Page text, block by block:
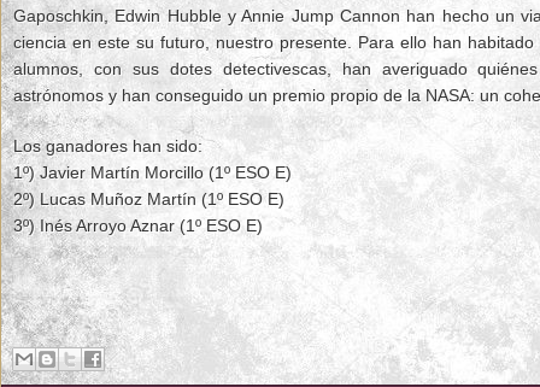
Gaposchkin, Edwin Hubble y Annie Jump Cannon han hecho un
ciencia en este su futuro, nuestro presente. Para ello han
alumnos, con sus dotes detectivescas, han averiguado
astrónomos y han conseguido un premio propio de la NASA: un
Los ganadores han sido:
1º) Javier Martín Morcillo (1º ESO E)
2º) Lucas Muñoz Martín (1º ESO E)
3º) Inés Arroyo Aznar (1º ESO E)